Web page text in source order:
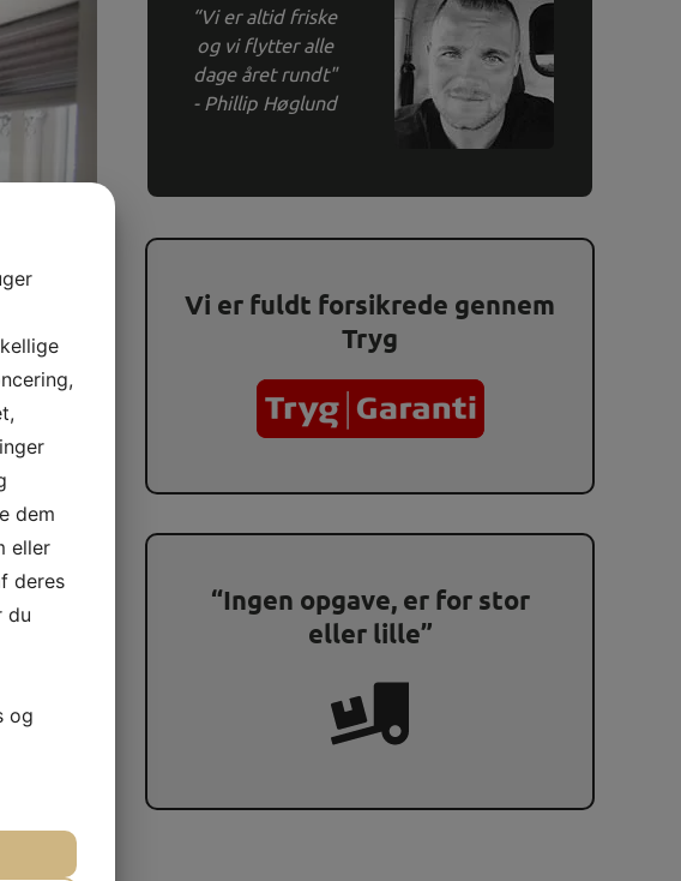
nær
i
“Vi er altid friske
og vi flytter alle
dage året rundt"
- Phillip Høglund
Vi er fuldt forsikrede gennem
Tryg
“Ingen opgave, er for stor
eller lille”
dem
eller
deres
du
og